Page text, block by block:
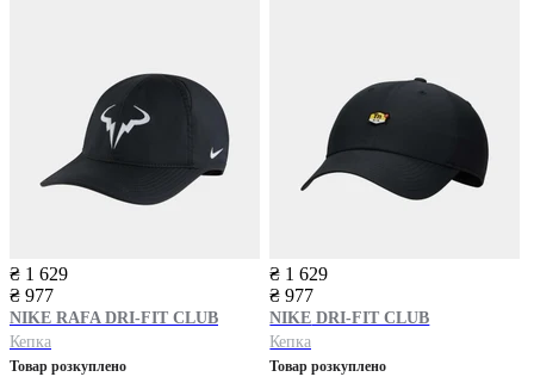
₴ 1 629
₴ 977
NIKE RAFA DRI-FIT CLUB
Кепка
Товар розкуплено
₴ 1 629
₴ 977
NIKE DRI-FIT CLUB
Кепка
Товар розкуплено